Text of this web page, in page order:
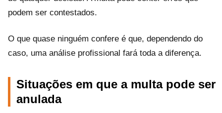
podem ser contestados.
O que quase ninguém confere é que, dependendo do
caso, uma análise profissional fará toda a diferença.
Situações em que a multa pode ser
anulada